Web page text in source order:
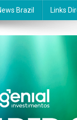
Brazil Links